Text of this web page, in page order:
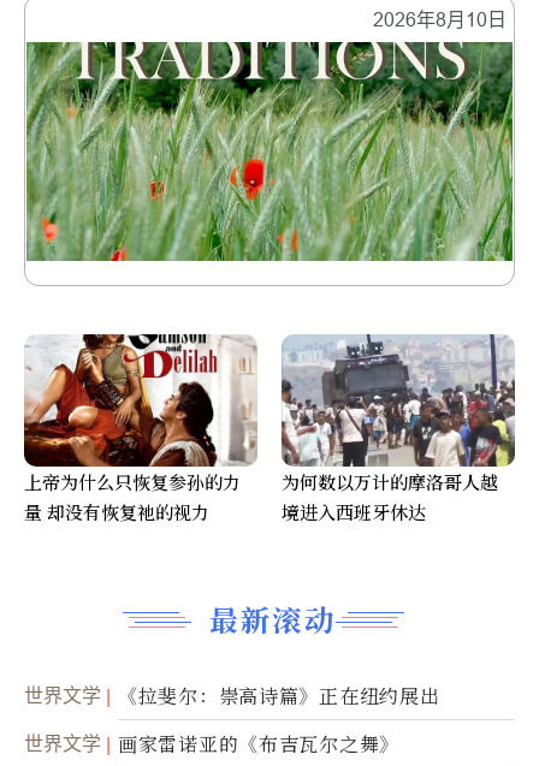
2026年8月10日
最新滚动
世界文学 《拉斐尔：崇高诗篇》正在纽约展出
世界文学 画家雷诺亚的《布吉瓦尔之舞》
上帝为什么只恢复参孙的力
量 却没有恢复祂的视力
为何数以万计的摩洛哥人越
境进入西班牙休达